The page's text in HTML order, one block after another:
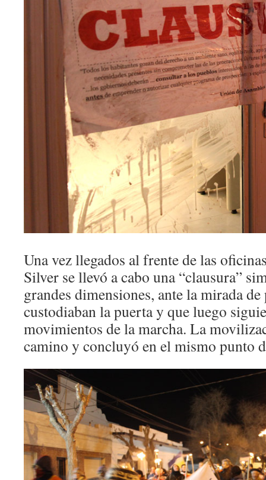
Una vez llegados al frente de las
Silver se llevó a cabo una “clausura”
grandes dimensiones, ante la mirada
custodiaban la puerta y que luego
movimientos de la marcha. La
camino y concluyó en el mismo punto